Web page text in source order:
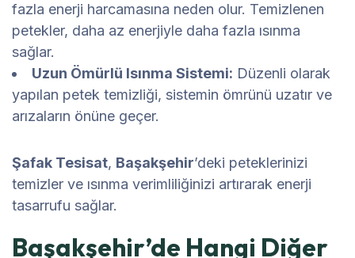
fazla enerji harcamasına neden olur. Temizlenen
petekler, daha az enerjiyle daha fazla ısınma
sağlar.
Uzun Ömürlü Isınma Sistemi: Düzenli olarak
yapılan petek temizliği, sistemin ömrünü uzatır ve
arızaların önüne geçer.
Şafak Tesisat, Başakşehir’deki peteklerinizi
temizler ve ısınma verimliliğinizi artırarak enerji
tasarrufu sağlar.
Başakşehir’de Hangi Diğer